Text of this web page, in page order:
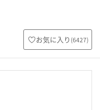
お気に入り (6427)